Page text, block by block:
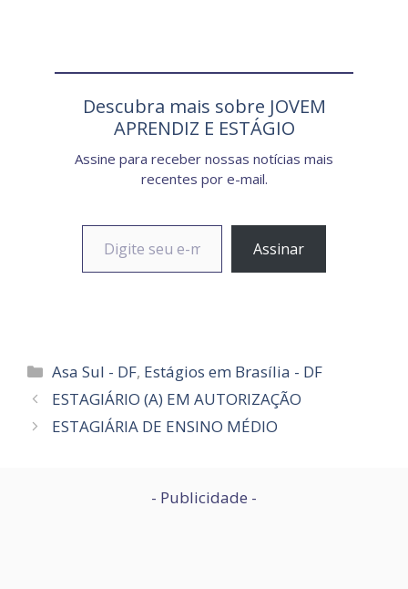
Descubra mais sobre JOVEM
APRENDIZ E ESTÁGIO
Assine para receber nossas notícias mais
recentes por e-mail.
Digite seu e-mail…
Assinar
Categorias
Asa Sul - DF, Estágios em Brasília - DF
ESTAGIÁRIO (A) EM AUTORIZAÇÃO
ESTAGIÁRIA DE ENSINO MÉDIO
- Publicidade -